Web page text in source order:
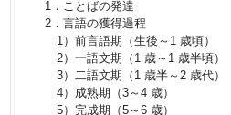
1．ことばの発達
2．言語の獲得過程
1）前言語期（生後～1 歳頃）
2）一語文期（1 歳～1 歳半頃）
3）二語文期（1 歳半～2 歳代）
4）成熟期（3～4 歳）
5）完成期（5～6 歳）